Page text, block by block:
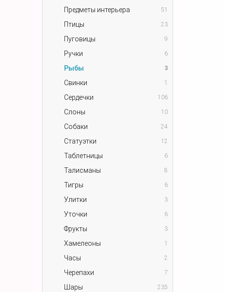
Предметы интерьера 51
Птицы 23
Пуговицы 9
Ручки 6
Рыбы 3
Свинки 1
Сердечки 106
Слоны 10
Собаки 24
Статуэтки 12
Таблетницы 6
Талисманы 8
Тигры 6
Улитки 3
Уточки 6
Фрукты 3
Хамелеоны 1
Часы 2
Черепахи 7
Шары 235